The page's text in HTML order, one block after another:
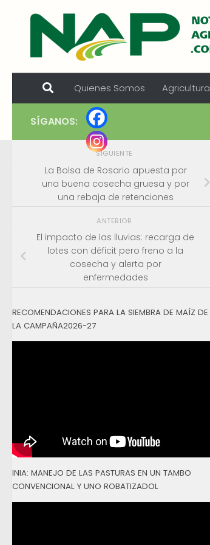
Skip to content
Quienes Somos Agricultura
SÍGANOS:
SIGUIENTE
La Bolsa de Rosario apuesta por
una buena cosecha gruesa y por
una rebaja de retenciones
ANTERIOR
El impacto de las lluvias: recarga de
lotes con déficit pero freno a la
cosecha y alerta por
enfermedades
RECOMENDACIONES PARA LA SIEMBRA DE MAÍZ DE
LA CAMPAÑA2026-27
INIA: MANEJO DE LAS PASTURAS EN UN TAMBO
CONVENCIONAL Y UNO ROBATIZADOL